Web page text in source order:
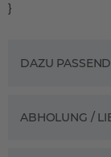
}
DAZU
ABHOLUNG /